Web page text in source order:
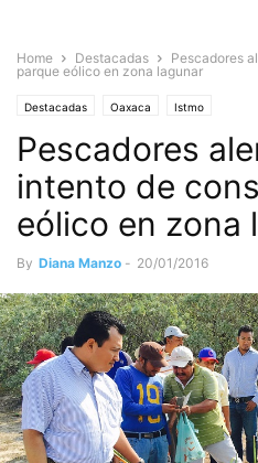
Home Destacadas
Pescadores
parque eólico en zona lagunar
Destacadas Oaxaca Istmo
Pescadores
intento de
eólico en zona
By Diana Manzo - 20/01/2016